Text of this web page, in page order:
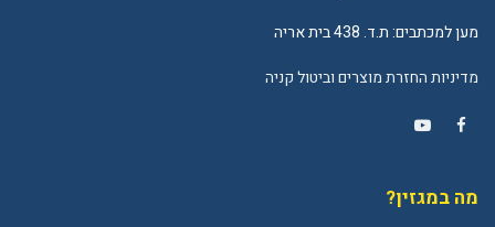
מען למכתבים: ת.ד. 438 בית אריה
מדיניות החזרת מוצרים וביטול קניה
מה במגזין?